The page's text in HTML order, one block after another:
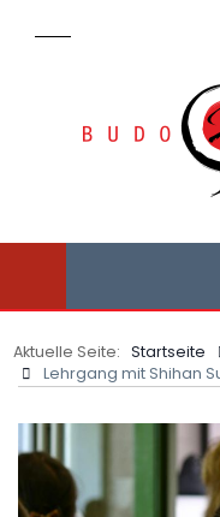
Aktuelle Seite: Startseite
Lehrgang mit Shihan